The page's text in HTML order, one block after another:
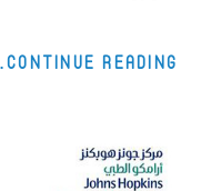
CONTINUE READING…المزيد